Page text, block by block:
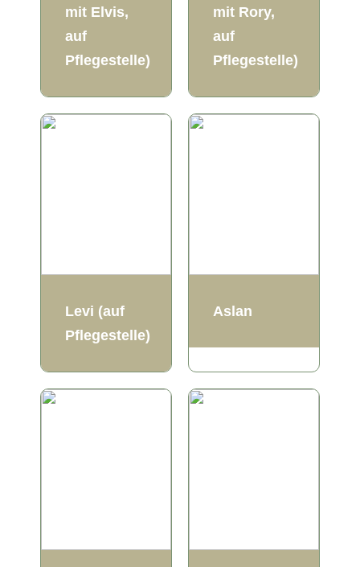
mit Elvis,
auf
Pflegestelle)
mit Rory,
auf
Pflegestelle)
Levi (auf
Pflegestelle)
Aslan